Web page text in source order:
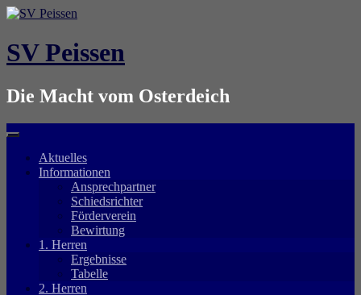
Springe
Inhalt
SV Peissen
Die Macht vom Osterdeich
Aktuelles
Informationen
Ansprechpartner
Schiedsrichter
Förderverein
Bewirtung
1. Herren
Ergebnisse
Tabelle
2. Herren